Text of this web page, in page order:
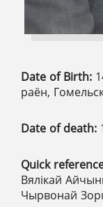
Date of Birth:
раён,
Date of death:
Quick
Вялікай
Чырвонай